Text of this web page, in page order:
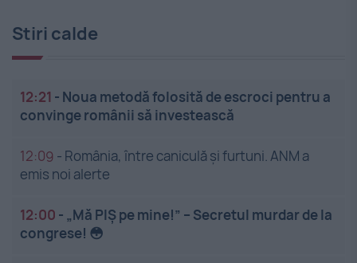
Stiri calde
12:21 - Noua metodă folosită de escroci pentru a
convinge românii să investească
12:09 - România, între caniculă și furtuni. ANM a
emis noi alerte
12:00 - „Mă PIȘ pe mine!” – Secretul murdar de la
congrese! 😳